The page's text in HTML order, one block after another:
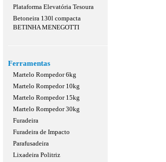
Plataforma Elevatória Tesoura
Betoneira 130l compacta
BETINHA MENEGOTTI
Ferramentas
Martelo Rompedor 6kg
Martelo Rompedor 10kg
Martelo Rompedor 15kg
Martelo Rompedor 30kg
Furadeira
Furadeira de Impacto
Parafusadeira
Lixadeira Politriz